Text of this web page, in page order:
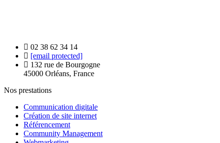
02 38 62 34 14
[email protected]
132 rue de Bourgogne
45000 Orléans, France
Nos prestations
Communication digitale
Création de site internet
Référencement
Community Management